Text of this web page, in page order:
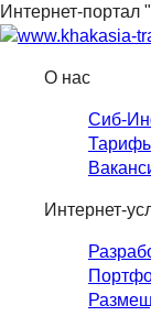
Интернет-портал
О нас
Сиб-
Интернет-